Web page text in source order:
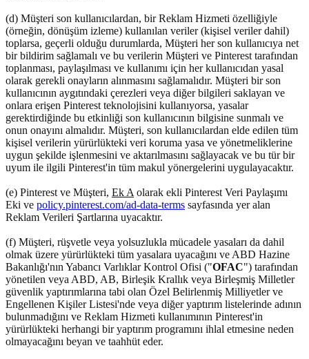
(d) Müşteri son kullanıcılardan, bir Reklam Hizmeti özelliğiyle
(örneğin, dönüşüm izleme) kullanılan veriler (kişisel veriler dahil)
toplarsa, geçerli olduğu durumlarda, Müşteri her son kullanıcıya net
bir bildirim sağlamalı ve bu verilerin Müşteri ve Pinterest tarafından
toplanması, paylaşılması ve kullanımı için her kullanıcıdan yasal
olarak gerekli onayların alınmasını sağlamalıdır. Müşteri bir son
kullanıcının aygıtındaki çerezleri veya diğer bilgileri saklayan ve
onlara erişen Pinterest teknolojisini kullanıyorsa, yasalar
gerektirdiğinde bu etkinliği son kullanıcının bilgisine sunmalı ve
onun onayını almalıdır. Müşteri, son kullanıcılardan elde edilen tüm
kişisel verilerin yürürlükteki veri koruma yasa ve yönetmeliklerine
uygun şekilde işlenmesini ve aktarılmasını sağlayacak ve bu tür bir
uyum ile ilgili Pinterest'in tüm makul yönergelerini uygulayacaktır.
(e) Pinterest ve Müşteri, Ek A olarak ekli Pinterest Veri Paylaşımı
Eki ve policy.pinterest.com/ad-data-terms sayfasında yer alan
Reklam Verileri Şartlarına uyacaktır.
(f) Müşteri, rüşvetle veya yolsuzlukla mücadele yasaları da dahil
olmak üzere yürürlükteki tüm yasalara uyacağını ve ABD Hazine
Bakanlığı'nın Yabancı Varlıklar Kontrol Ofisi ("OFAC") tarafından
yönetilen veya ABD, AB, Birleşik Krallık veya Birleşmiş Milletler
güvenlik yaptırımlarına tabi olan Özel Belirlenmiş Milliyetler ve
Engellenen Kişiler Listesi'nde veya diğer yaptırım listelerinde adının
bulunmadığını ve Reklam Hizmeti kullanımının Pinterest'in
yürürlükteki herhangi bir yaptırım programını ihlal etmesine neden
olmayacağını beyan ve taahhüt eder.